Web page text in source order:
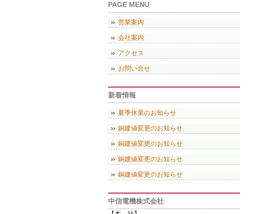
PAGE MENU
営業案内
会社案内
アクセス
お問い合せ
新着情報
夏季休業のお知らせ
銅建値変更のお知らせ
銅建値変更のお知らせ
銅建値変更のお知らせ
銅建値変更のお知らせ
中信電機株式会社